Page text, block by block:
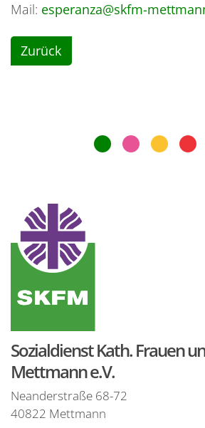
Mail: esperanza@skfm-
Zurück
Sozialdienst Kath. Frauen
Mettmann e.V.
Neanderstraße 68-72
40822 Mettmann